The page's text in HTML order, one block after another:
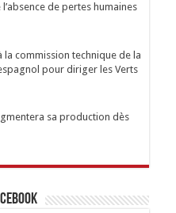
de pertes humaines
la commission technique de la
pour diriger les Verts
sa production dès